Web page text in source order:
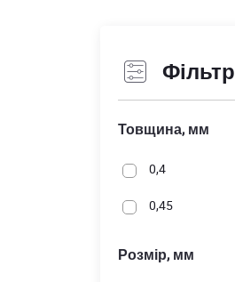
Фільтр
Товщина, мм
0,4
0,45
Розмір, мм